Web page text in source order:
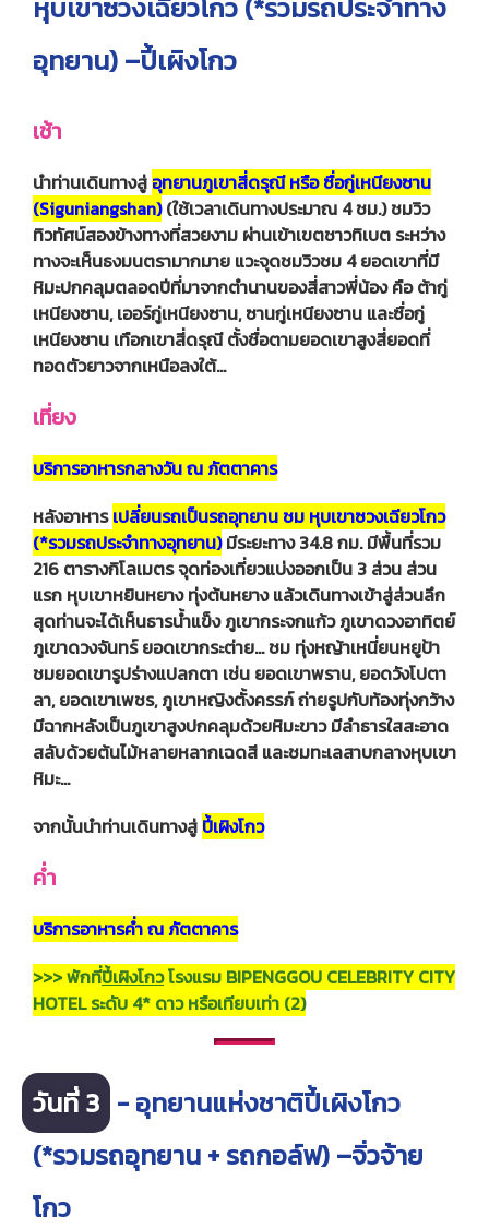
หุบเขาซวงเฉียวโกว (*รวมรถประจำทาง
อุทยาน) –ปี้เผิงโกว
เช้า
นำท่านเดินทางสู่ อุทยานภูเขาสี่ดรุณี หรือ ซื่อกู่เหนียงซาน
(Siguniangshan)(ใช้เวลาเดินทางประมาณ 4 ชม.) ชมวิว
ทิวทัศน์สองข้างทางที่สวยงาม ผ่านเข้าเขตชาวทิเบต ระหว่าง
ทางจะเห็นธงมนตรามากมาย แวะจุดชมวิวชม 4 ยอดเขาที่มี
หิมะปกคลุมตลอดปีที่มาจากตํานานของสี่สาวพี่น้อง คือ ต้ากู่
เหนียงซาน, เออร์กู่เหนียงซาน, ซานกู่เหนียงซาน และซื่อกู่
เหนียงซาน เทือกเขาสี่ดรุณี ตั้งชื่อตามยอดเขาสูงสี่ยอดที่
ทอดตัวยาวจากเหนือลงใต้…
เที่ยง
บริการอาหารกลางวัน ณ ภัตตาคาร
หลังอาหารเปลี่ยนรถเป็นรถอุทยาน ชม หุบเขาซวงเฉียวโกว
(*รวมรถประจำทางอุทยาน)มีระยะทาง 34.8 กม. มีพื้นที่รวม
216 ตารางกิโลเมตร จุดท่องเที่ยวแบ่งออกเป็น 3 ส่วน ส่วน
แรก หุบเขาหยินหยาง ทุ่งต้นหยาง แล้วเดินทางเข้าสู่ส่วนลึก
สุดท่านจะได้เห็นธารน้ำแข็ง ภูเขากระจกแก้ว ภูเขาดวงอาทิตย์
ภูเขาดวงจันทร์ ยอดเขากระต่าย… ชม ทุ่งหญ้าเหนี่ยนหยูป้า
ชมยอดเขารูปร่างแปลกตา เช่น ยอดเขาพราน, ยอดวังโปตา
ลา, ยอดเขาเพชร, ภูเขาหญิงตั้งครรภ์ ถ่ายรูปกับท้องทุ่งกว้าง
มีฉากหลังเป็นภูเขาสูงปกคลุมด้วยหิมะขาว มีลําธารใสสะอาด
สลับด้วยต้นไม้หลายหลากเฉดสี และชมทะเลสาบกลางหุบเขา
หิมะ…
จากนั้นนำท่านเดินทางสู่ ปี้เผิงโกว
ค่ำ
บริการอาหารค่ำ ณ ภัตตาคาร
>>> พักที่ปี้เผิงโกวโรงแรม BIPENGGOU CELEBRITY CITY
HOTEL ระดับ 4* ดาว หรือเทียบเท่า (2)
วันที่ 3 - อุทยานแห่งชาติปี้เผิงโกว
(*รวมรถอุทยาน + รถกอล์ฟ) –จิ่วจ้าย
โกว